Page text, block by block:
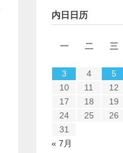
内日日历
一
二 三
3
4 5
10
11 12
17
18 19
24
25 26
31
« 7月